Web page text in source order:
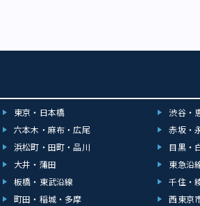
東京・日本橋 渋谷・
六本木・麻布・広尾 赤坂・
浜松町・田町・品川 目黒・
大井・蒲田 東急沿
板橋・東武沿線 千住・
町田・稲城・多摩 西東京